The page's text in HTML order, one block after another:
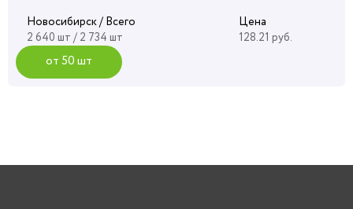
Новосибирск / Всего
2 640 шт / 2 734 шт
Цена
128.21 руб.
от 50 шт